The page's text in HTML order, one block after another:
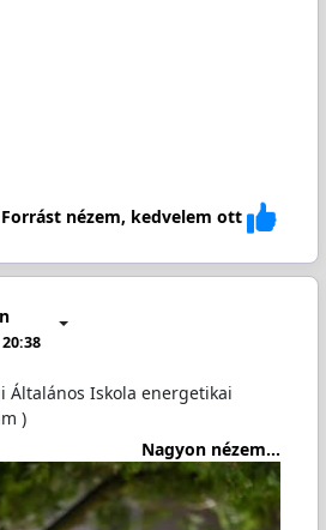
Forrást nézem, kedvelem ott
Általános Iskola energetikai
)
Nagyon nézem...